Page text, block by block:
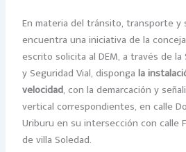
En materia del tránsito, transporte y
encuentra una iniciativa de la
escrito solicita al DEM, a través de
y Seguridad Vial, dispongala
velocidad, con la demarcación y
vertical correspondientes, en calle
Uriburu en su intersección con calle
de villa Soledad.